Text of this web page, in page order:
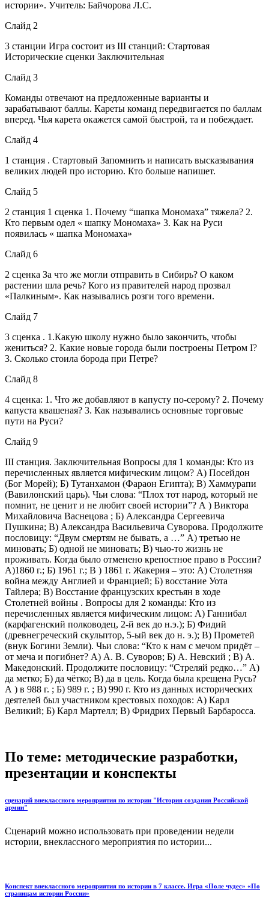
истории». Учитель: Байчорова Л.С.
Слайд 2
3 станции Игра состоит из III станций: Стартовая
Исторические сценки Заключительная
Слайд 3
Команды отвечают на предложенные варианты и
зарабатывают баллы. Кареты команд передвигается по баллам
вперед. Чья карета окажется самой быстрой, та и побеждает.
Слайд 4
1 станция . Стартовый Запомнить и написать высказывания
великих людей про историю. Кто больше напишет.
Слайд 5
2 станция 1 сценка 1. Почему “шапка Мономаха” тяжела? 2.
Кто первым одел « шапку Мономаха» 3. Как на Руси
появилась « шапка Мономаха»
Слайд 6
2 сценка За что же могли отправить в Сибирь? О каком
растении шла речь? Кого из правителей народ прозвал
«Палкиным». Как назывались розги того времени.
Слайд 7
3 сценка . 1.Какую школу нужно было закончить, чтобы
жениться? 2. Какие новые города были построены Петром I?
3. Сколько стоила борода при Петре?
Слайд 8
4 сценка: 1. Что же добавляют в капусту по-серому? 2. Почему
капуста квашеная? 3. Как назывались основные торговые
пути на Руси?
Слайд 9
III станция. Заключительная Вопросы для 1 команды: Кто из
перечисленных является мифическим лицом? А) Посейдон
(Бог Морей); Б) Тутанхамон (Фараон Египта); В) Хаммурапи
(Вавилонский царь). Чьи слова: “Плох тот народ, который не
помнит, не ценит и не любит своей истории”? А ) Виктора
Михайловича Васнецова ; Б) Александра Сергеевича
Пушкина; В) Александра Васильевича Суворова. Продолжите
пословицу: “Двум смертям не бывать, а …” А) третью не
миновать; Б) одной не миновать; В) чью-то жизнь не
проживать. Когда было отменено крепостное право в России?
А)1860 г.; Б) 1961 г.; В ) 1861 г. Жакерия – это: А) Столетняя
война между Англией и Францией; Б) восстание Уота
Тайлера; В) Восстание французских крестьян в ходе
Столетней войны . Вопросы для 2 команды: Кто из
перечисленных является мифическим лицом: А) Ганнибал
(карфагенский полководец, 2-й век до н.э.); Б) Фидий
(древнегреческий скульптор, 5-ый век до н. э.); В) Прометей
(внук Богини Земли). Чьи слова: “Кто к нам с мечом придёт –
от меча и погибнет? А) А. В. Суворов; Б) А. Невский ; В) А.
Македонский. Продолжите пословицу: “Стреляй редко…” А)
да метко; Б) да чётко; В) да в цель. Когда была крещена Русь?
А ) в 988 г. ; Б) 989 г. ; В) 990 г. Кто из данных исторических
деятелей был участником крестовых походов: А) Карл
Великий; Б) Карл Мартелл; В) Фридрих Первый Барбаросса.
По теме: методические разработки,
презентации и конспекты
сценарий внеклассного мероприятия по истории "История создания Российской
армии"
Сценарий можно использовать при проведении недели
истории, внеклассного мероприятия по истории...
Конспект внеклассного мероприятия по истории в 7 классе. Игра «Поле чудес» «По
страницам истории России»